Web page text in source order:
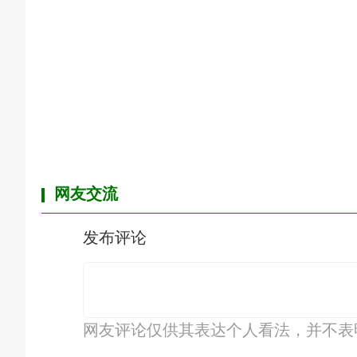
网友交流
发布评论
网友评论仅供其表达个人看法，并不